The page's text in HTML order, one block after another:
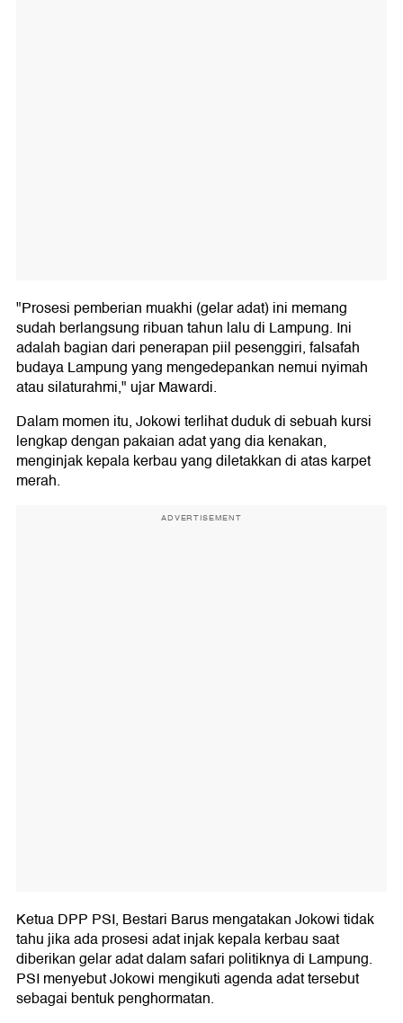
"Prosesi pemberian muakhi (gelar adat) ini memang
sudah berlangsung ribuan tahun lalu di Lampung. Ini
adalah bagian dari penerapan piil pesenggiri, falsafah
budaya Lampung yang mengedepankan nemui nyimah
atau silaturahmi," ujar Mawardi.
Dalam momen itu, Jokowi terlihat duduk di sebuah kursi
lengkap dengan pakaian adat yang dia kenakan,
menginjak kepala kerbau yang diletakkan di atas karpet
merah.
ADVERTISEMENT
Ketua DPP PSI, Bestari Barus mengatakan Jokowi tidak
tahu jika ada prosesi adat injak kepala kerbau saat
diberikan gelar adat dalam safari politiknya di Lampung.
PSI menyebut Jokowi mengikuti agenda adat tersebut
sebagai bentuk penghormatan.